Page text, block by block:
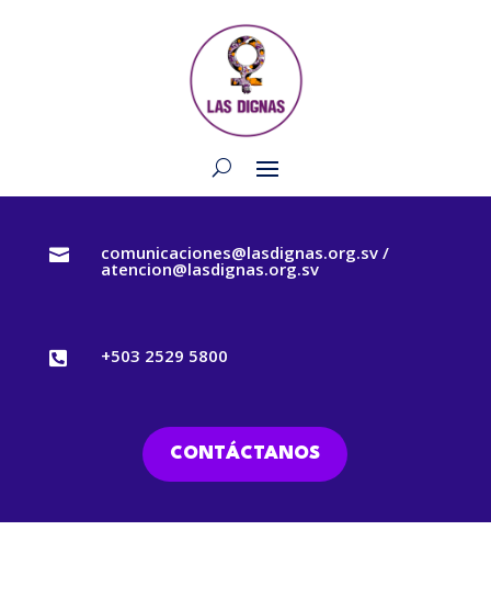
 comunicaciones@lasdignas.org.sv /
atencion@lasdignas.org.sv
 +503 2529 5800
CONTÁCTANOS